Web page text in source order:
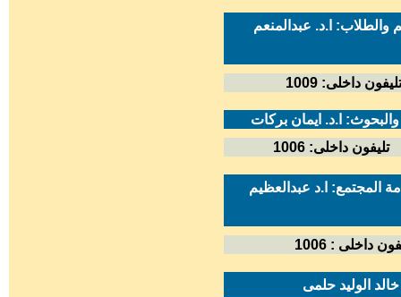
ا.د. عبدالمنعم
داخلى: 1009
والبحوث: ا.د. ايمان بركات
المجتمع: ا.د عبدالعظيم
داخلى : 1006